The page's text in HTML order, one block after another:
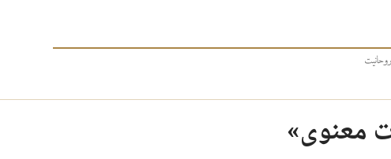
معنوی»